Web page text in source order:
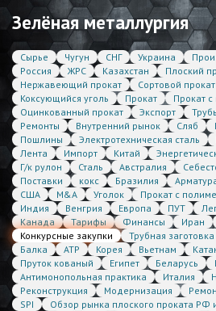
Зелёная металлургия
Сырье Чугун СНГ Украина
Россия
ЖРС Казахстан Плоский
Нержавеющий прокат
Сортовой прокат
Коксующийся уголь
Прокат
Прокат
Оцинкованный прокат
Экспорт
Ремонты
Внутренний рынок Сляб
Пошлины
Электротехническая сталь
Лента
Импорт Китай
Г/к рулон
Сталь Австралия
Поставки
кокс Бразилия
США
M&A Уголок Прокат с
Индия
Венгрия Европа ПУТ
Канада
Тарифы Финансы Иран
Конкурсные закупки
Трубная заготовка
Балка
АТР Корея Вьетнам
Пруток кованый
Египет Беларусь
Антимонопольная практика
Италия
Реконструкция
Модернизация
SPI
Обзор рынка плоского проката РФ